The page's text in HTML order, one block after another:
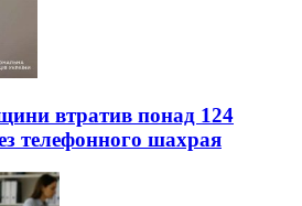
втратив понад 124
телефонного шахрая